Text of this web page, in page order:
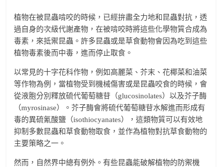
植物在被昆蟲啃咬的時候，已經拚盡全力地和昆蟲對抗，透
過自身的次級代謝產物，在被啃咬時將這些化學物質合成為
毒素，來抵禦昆蟲。許多昆蟲或是草食動物會因為吃到這些
植物毒素後而中毒，進而停止取食。
以常見的十字花科作物，例如高麗菜、芥末、花椰菜和油菜
等作物為例，當植物受到機械傷害或是昆蟲咬食的時候，會
從液胞分別釋放硫代葡萄糖苷（glucosinolates）以及芥子酶
（myrosinase）。芥子酶會將硫代葡萄糖苷水解進而形成有
毒的異硫氰酸鹽（isothiocyanates），這類物質可以有效地
抑制多數昆蟲和草食動物取食，並作為植物對抗草食動物的
主要策略之一。
然而，自然界中總有例外。有些昆蟲能破解植物的防禦機